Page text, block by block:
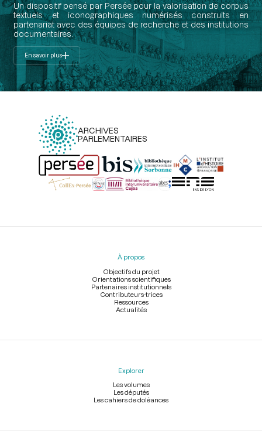
Un dispositif pensé par Persée pour la valorisation de corpus
textuels et iconographiques numérisés construits en
partenariat avec des équipes de recherche et des institutions
documentaires.
En savoir plus
ARCHIVES
PARLEMENTAIRES
Menu
À propos
Objectifs du projet
Orientations scientifiques
Partenaires institutionnels
Contributeurs-trices
Ressources
Actualités
Explorer
Les volumes
Les députés
Les cahiers de doléances